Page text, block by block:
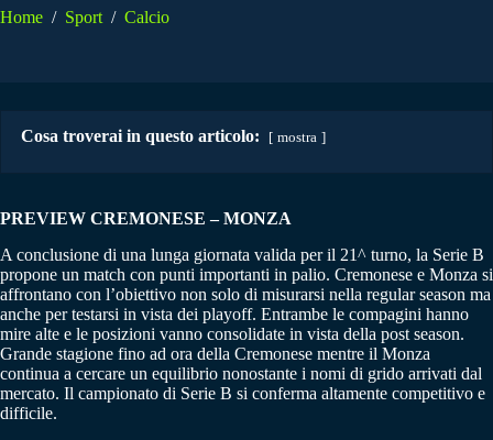
Home / Sport / Calcio
Cosa troverai in questo articolo: mostra
PREVIEW CREMONESE – MONZA
A conclusione di una lunga giornata valida per il 21^ turno, la Serie B
propone un match con punti importanti in palio. Cremonese e Monza si
affrontano con l’obiettivo non solo di misurarsi nella regular season ma
anche per testarsi in vista dei playoff. Entrambe le compagini hanno
mire alte e le posizioni vanno consolidate in vista della post season.
Grande stagione fino ad ora della Cremonese mentre il Monza
continua a cercare un equilibrio nonostante i nomi di grido arrivati dal
mercato. Il campionato di Serie B si conferma altamente competitivo e
difficile.